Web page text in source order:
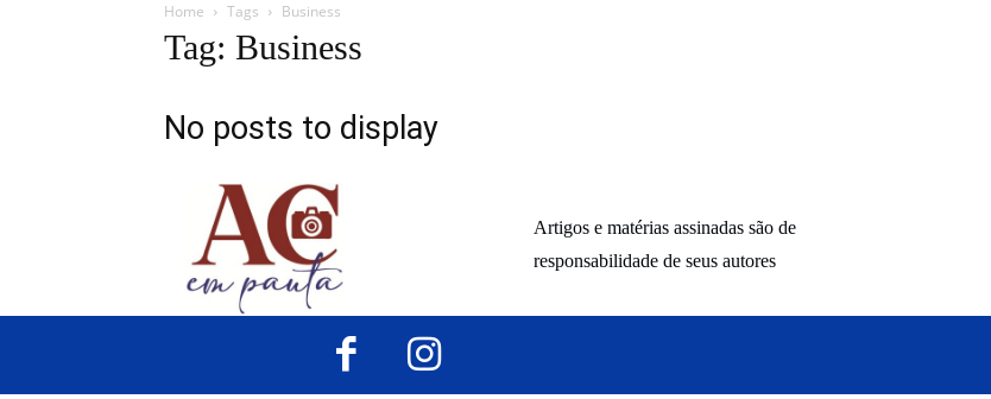
Home Tags Business
Tag: Business
No posts to display
Artigos e matérias assinadas são de
responsabilidade de seus autores